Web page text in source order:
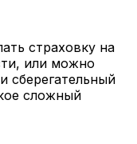
страховку на
или можно
сберегательный
сложный